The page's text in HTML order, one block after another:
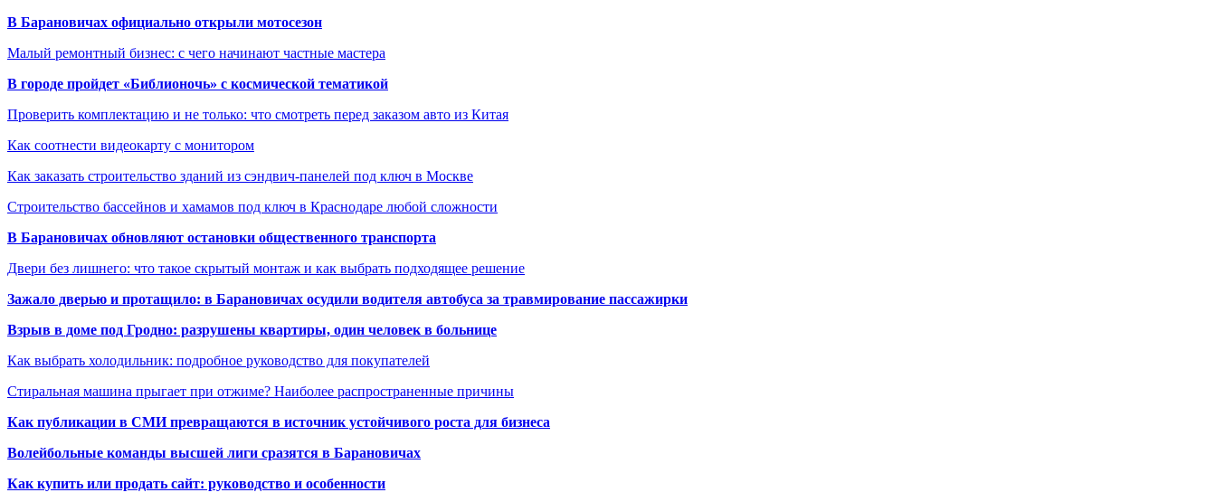
В Барановичах официально открыли мотосезон
Малый ремонтный бизнес: с чего начинают частные мастера
В городе пройдет «Библионочь» с космической тематикой
Проверить комплектацию и не только: что смотреть перед заказом авто из Китая
Как соотнести видеокарту с монитором
Как заказать строительство зданий из сэндвич-панелей под ключ в Москве
Строительство бассейнов и хамамов под ключ в Краснодаре любой сложности
В Барановичах обновляют остановки общественного транспорта
Двери без лишнего: что такое скрытый монтаж и как выбрать подходящее решение
Зажало дверью и протащило: в Барановичах осудили водителя автобуса за травмирование пассажирки
Взрыв в доме под Гродно: разрушены квартиры, один человек в больнице
Как выбрать холодильник: подробное руководство для покупателей
Стиральная машина прыгает при отжиме? Наиболее распространенные причины
Как публикации в СМИ превращаются в источник устойчивого роста для бизнеса
Волейбольные команды высшей лиги сразятся в Барановичах
Как купить или продать сайт: руководство и особенности